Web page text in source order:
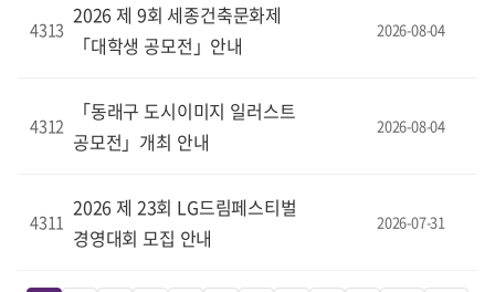
4313
2026 제 9회 세종건축문화제
「대학생 공모전」안내
2026-08-04
4312
「동래구 도시이미지 일러스트
공모전」개최 안내
2026-08-04
4311
2026 제 23회 LG드림페스티벌
경영대회 모집 안내
2026-07-31